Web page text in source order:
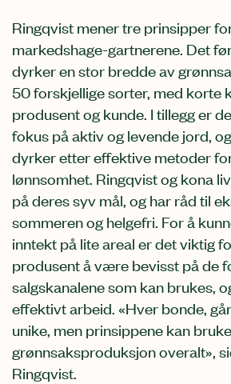
Ringqvist mener tre prinsipper
markedshage-gartnerene. Det
dyrker en stor bredde av
50 forskjellige sorter, med korte
produsent og kunde. I tillegg er
fokus på aktiv og levende jord,
dyrker etter effektive metoder
lønnsomhet. Ringqvist og kona
på deres syv mål, og har råd til
sommeren og helgefri. For å
inntekt på lite areal er det viktig
produsent å være bevisst på de
salgskanalene som kan brukes,
effektivt arbeid. «Hver bonde,
unike, men prinsippene kan
grønnsaksproduksjon overalt»,
Ringqvist.